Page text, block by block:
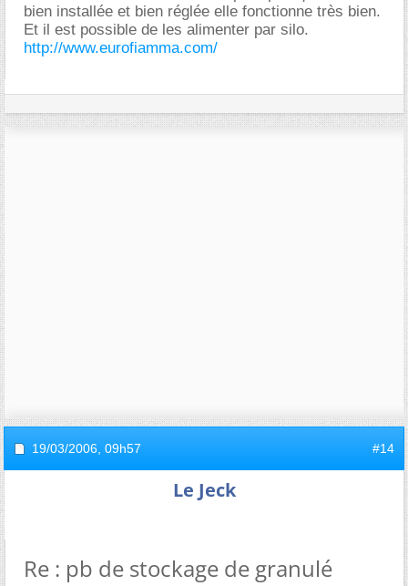
bien installée et bien réglée elle fonctionne très bien.
Et il est possible de les alimenter par silo.
http://www.eurofiamma.com/
19/03/2006, 09h57 #14
Le Jeck
Re : pb de stockage de granulé